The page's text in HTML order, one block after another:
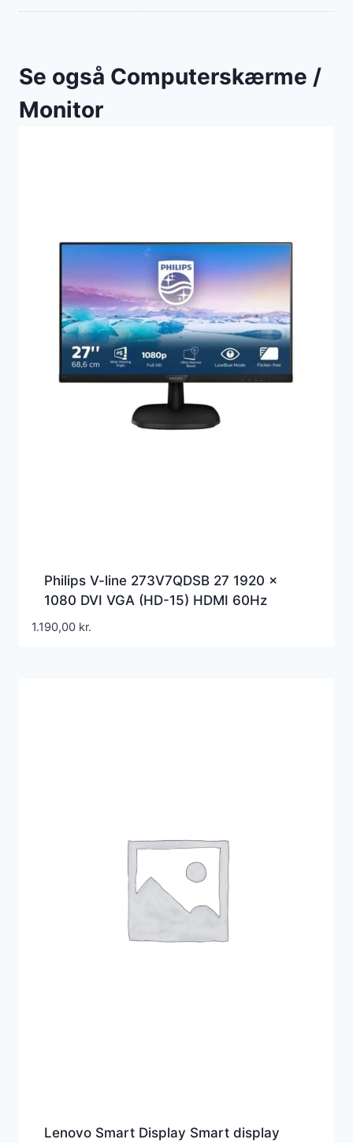
Se også Computerskærme /
Monitor
Philips V-line 273V7QDSB 27 1920 x
1080 DVI VGA (HD-15) HDMI 60Hz
1.190,00 kr.
Lenovo Smart Display Smart display